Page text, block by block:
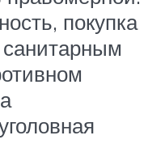
покупка
санитарным